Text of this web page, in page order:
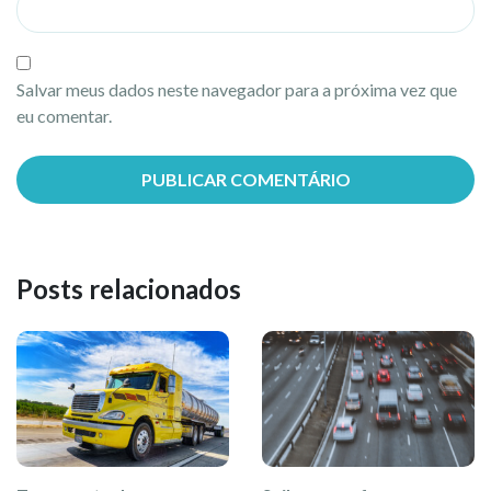
Salvar meus dados neste navegador para a próxima vez que
eu comentar.
Posts relacionados